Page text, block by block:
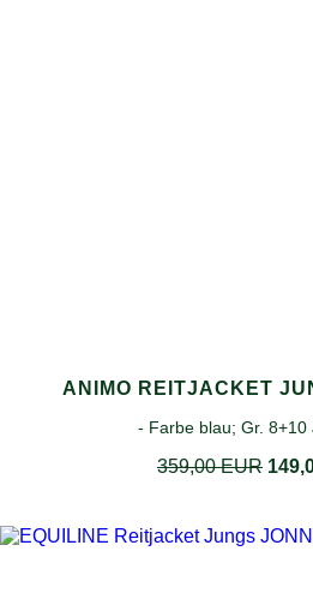
ANIMO REITJACKET
- Farbe blau; Gr. 8+10
359,00 EUR